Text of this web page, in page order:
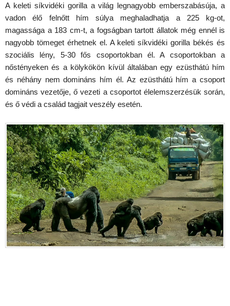
A keleti síkvidéki gorilla a világ legnagyobb emberszabásúja, a
vadon élő felnőtt hím súlya meghaladhatja a 225 kg-ot,
magassága a 183 cm-t, a fogságban tartott állatok még ennél is
nagyobb tömeget érhetnek el. A keleti síkvidéki gorilla békés és
szociális lény, 5-30 fős csoportokban él. A csoportokban a
nőstényeken és a kölykökön kívül általában egy ezüsthátú hím
és néhány nem domináns hím él. Az ezüsthátú hím a csoport
domináns vezetője, ő vezeti a csoportot élelemszerzésük során,
és ő védi a család tagjait veszély esetén.